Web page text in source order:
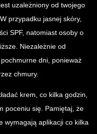
uzależniony od twojego
przypadku jasnej skóry,
SPF, natomiast osoby o
Niezależnie od
dni, ponieważ
chmury.
krem, co kilka godzin,
poceniu się. Pamiętaj, że
wymagają aplikacji co kilka